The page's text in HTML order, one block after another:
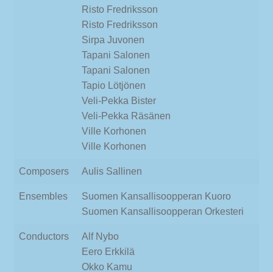
Risto Fredriksson
Risto Fredriksson
Sirpa Juvonen
Tapani Salonen
Tapani Salonen
Tapio Lötjönen
Veli-Pekka Bister
Veli-Pekka Räsänen
Ville Korhonen
Ville Korhonen
Composers Aulis Sallinen
Ensembles
Suomen Kansallisoopperan Kuoro
Suomen Kansallisoopperan Orkesteri
Conductors
Alf Nybo
Eero Erkkilä
Okko Kamu